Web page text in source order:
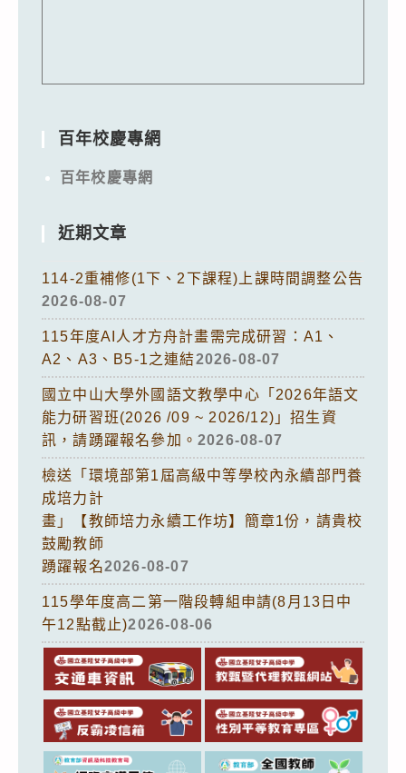
百年校慶專網
百年校慶專網
近期文章
114-2重補修(1下、2下課程)上課時間調整公告
2026-08-07
115年度AI人才方舟計畫需完成研習：A1、
A2、A3、B5-1之連結2026-08-07
國立中山大學外國語文教學中心「2026年語文
能力研習班(2026 /09 ~ 2026/12)」招生資
訊，請踴躍報名參加。 2026-08-07
檢送「環境部第1屆高級中等學校內永續部門養
成培力計
畫」【教師培力永續工作坊】簡章1份，請貴校
鼓勵教師
踴躍報名2026-08-07
115學年度高二第一階段轉組申請(8月13日中
午12點截止)2026-08-06